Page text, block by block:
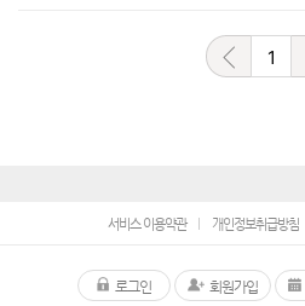
1
서비스 이용약관 개인정보취급방침
로그인 회원가입